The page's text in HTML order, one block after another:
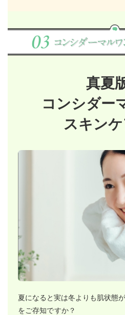
真夏
コンシダー
スキンケ
夏になると実は冬よりも肌状態
をご存知ですか？